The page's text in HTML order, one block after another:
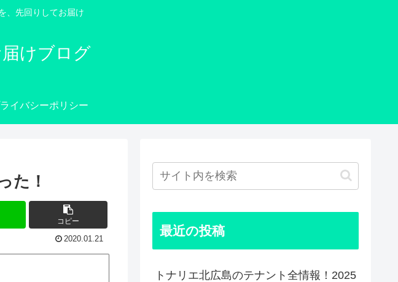
、先回りしてお届け
けブログ
イバシーポリシー
た！
コピー
2020.01.21
最近の投稿
トナリエ北広島のテナント全情報！2025